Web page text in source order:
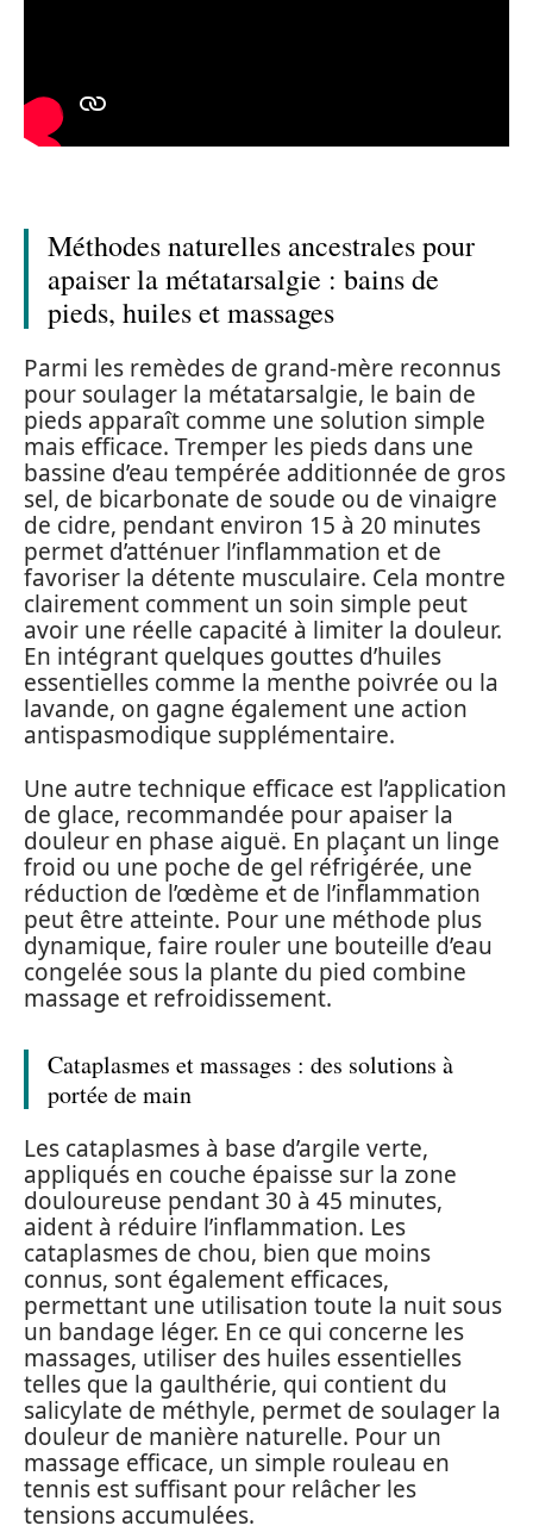
Méthodes naturelles ancestrales pour
apaiser la métatarsalgie : bains de
pieds, huiles et massages
Parmi les remèdes de grand-mère reconnus
pour soulager la métatarsalgie, le bain de
pieds apparaît comme une solution simple
mais efficace. Tremper les pieds dans une
bassine d’eau tempérée additionnée de gros
sel, de bicarbonate de soude ou de vinaigre
de cidre, pendant environ 15 à 20 minutes
permet d’atténuer l’inflammation et de
favoriser la détente musculaire. Cela montre
clairement comment un soin simple peut
avoir une réelle capacité à limiter la douleur.
En intégrant quelques gouttes d’huiles
essentielles comme la menthe poivrée ou la
lavande, on gagne également une action
antispasmodique supplémentaire.
Une autre technique efficace est l’application
de glace, recommandée pour apaiser la
douleur en phase aiguë. En plaçant un linge
froid ou une poche de gel réfrigérée, une
réduction de l’œdème et de l’inflammation
peut être atteinte. Pour une méthode plus
dynamique, faire rouler une bouteille d’eau
congelée sous la plante du pied combine
massage et refroidissement.
Cataplasmes et massages : des solutions à
portée de main
Les cataplasmes à base d’argile verte,
appliqués en couche épaisse sur la zone
douloureuse pendant 30 à 45 minutes,
aident à réduire l’inflammation. Les
cataplasmes de chou, bien que moins
connus, sont également efficaces,
permettant une utilisation toute la nuit sous
un bandage léger. En ce qui concerne les
massages, utiliser des huiles essentielles
telles que la gaulthérie, qui contient du
salicylate de méthyle, permet de soulager la
douleur de manière naturelle. Pour un
massage efficace, un simple rouleau en
tennis est suffisant pour relâcher les
tensions accumulées.